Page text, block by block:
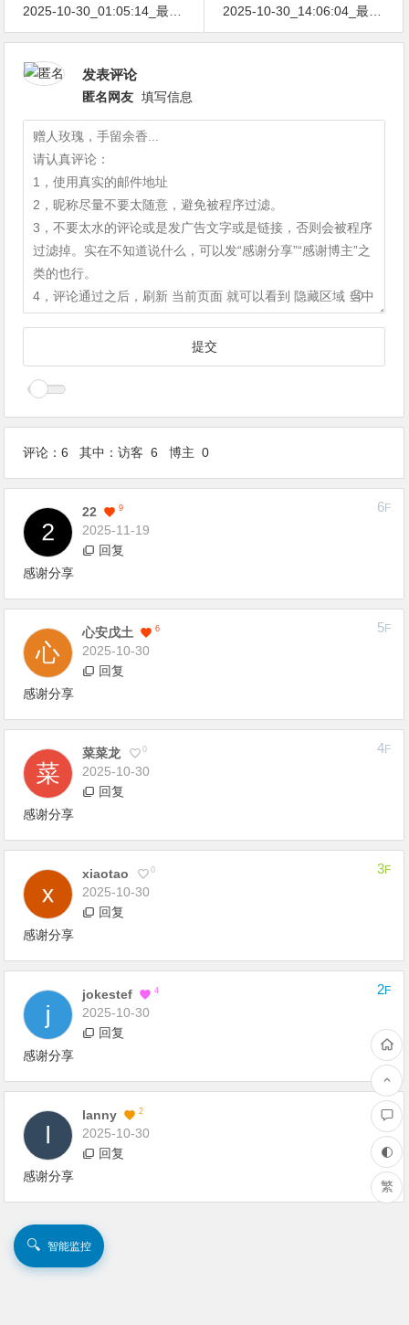
2025-10-30_01:05:14_最新网络节点地址免费分享…不定期更新…开放免费分享（网络免费节点香港|日本|韩国|新加坡|台湾|马来西亚|…
2025-10-30_14:06:04_最新网络节点地址免费分享…不定期更新…开放免费分享（网络免费节点香港|日本|韩国|新加坡|台湾|马来西亚|…
发表评论
匿名网友 填写信息
评论：6 其中：访客 6 博主 0
22 9
2025-11-19
6F
回复
感谢分享
心安戊土 6
2025-10-30
5F
回复
感谢分享
菜菜龙 0
2025-10-30
4F
回复
感谢分享
Xiaotao 0
2025-10-30
3F
回复
感谢分享
Jokestef 4
2025-10-30
2F
回复
感谢分享
Lanny 2
2025-10-30
1F
回复
感谢分享
繁
🔍 智能监控